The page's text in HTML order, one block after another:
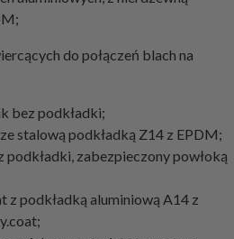
do połączeń blach na
bez podkładki;
stalową podkładką Z14 z EPDM;
podkładki, zabezpieczony powłoką
z podkładką aluminiową A14 z